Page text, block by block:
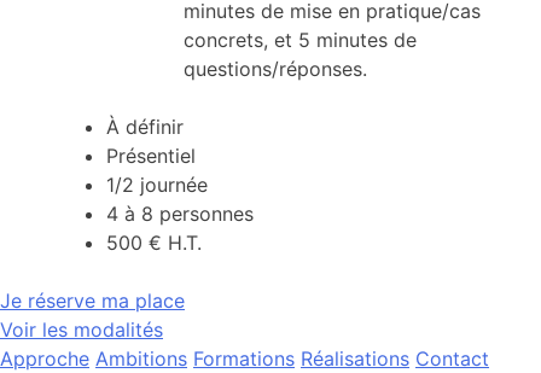
minutes de mise en pratique/cas
concrets, et 5 minutes de
questions/réponses.
À définir
Présentiel
1/2 journée
4 à 8 personnes
500 € H.T.
Je réserve ma place
Voir les modalités
Approche Ambitions Formations Réalisations Contact